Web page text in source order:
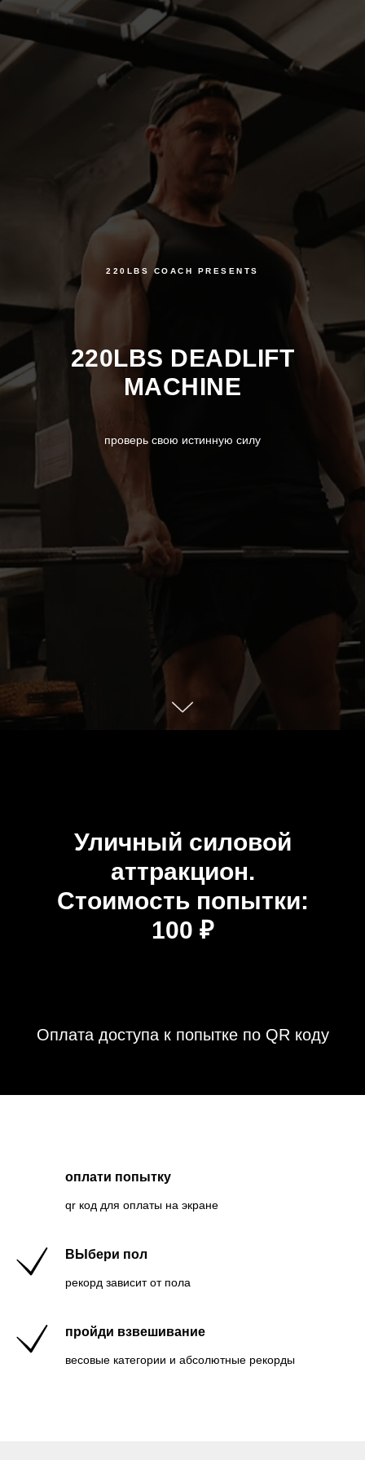
220LBS COACH PRESENTS
220LBS DEADLIFT
MACHINE
проверь свою истинную силу
Уличный силовой
аттракцион.
Стоимость попытки:
100 ₽
Оплата доступа к попытке по QR коду
оплати попытку
qr код для оплаты на экране
ВЫбери пол
рекорд зависит от пола
пройди взвешивание
весовые категории и абсолютные рекорды